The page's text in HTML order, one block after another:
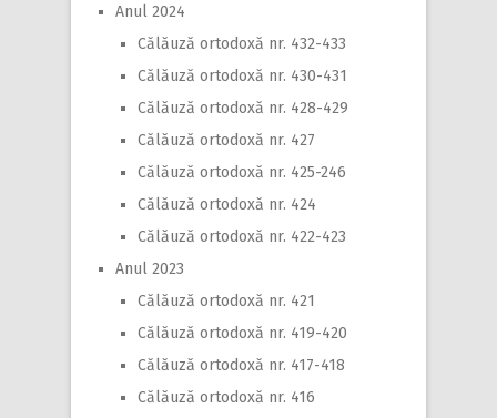
Anul 2024
Călăuză ortodoxă nr. 432-433
Călăuză ortodoxă nr. 430-431
Călăuză ortodoxă nr. 428-429
Călăuză ortodoxă nr. 427
Călăuză ortodoxă nr. 425-246
Călăuză ortodoxă nr. 424
Călăuză ortodoxă nr. 422-423
Anul 2023
Călăuză ortodoxă nr. 421
Călăuză ortodoxă nr. 419-420
Călăuză ortodoxă nr. 417-418
Călăuză ortodoxă nr. 416